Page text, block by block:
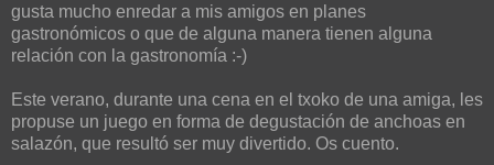
gusta mucho enredar a mis amigos en planes
gastronómicos o que de alguna manera tienen alguna
relación con la gastronomía :-)
Este verano, durante una cena en el txoko de una amiga, les
propuse un juego en forma de degustación de anchoas en
salazón, que resultó ser muy divertido. Os cuento.